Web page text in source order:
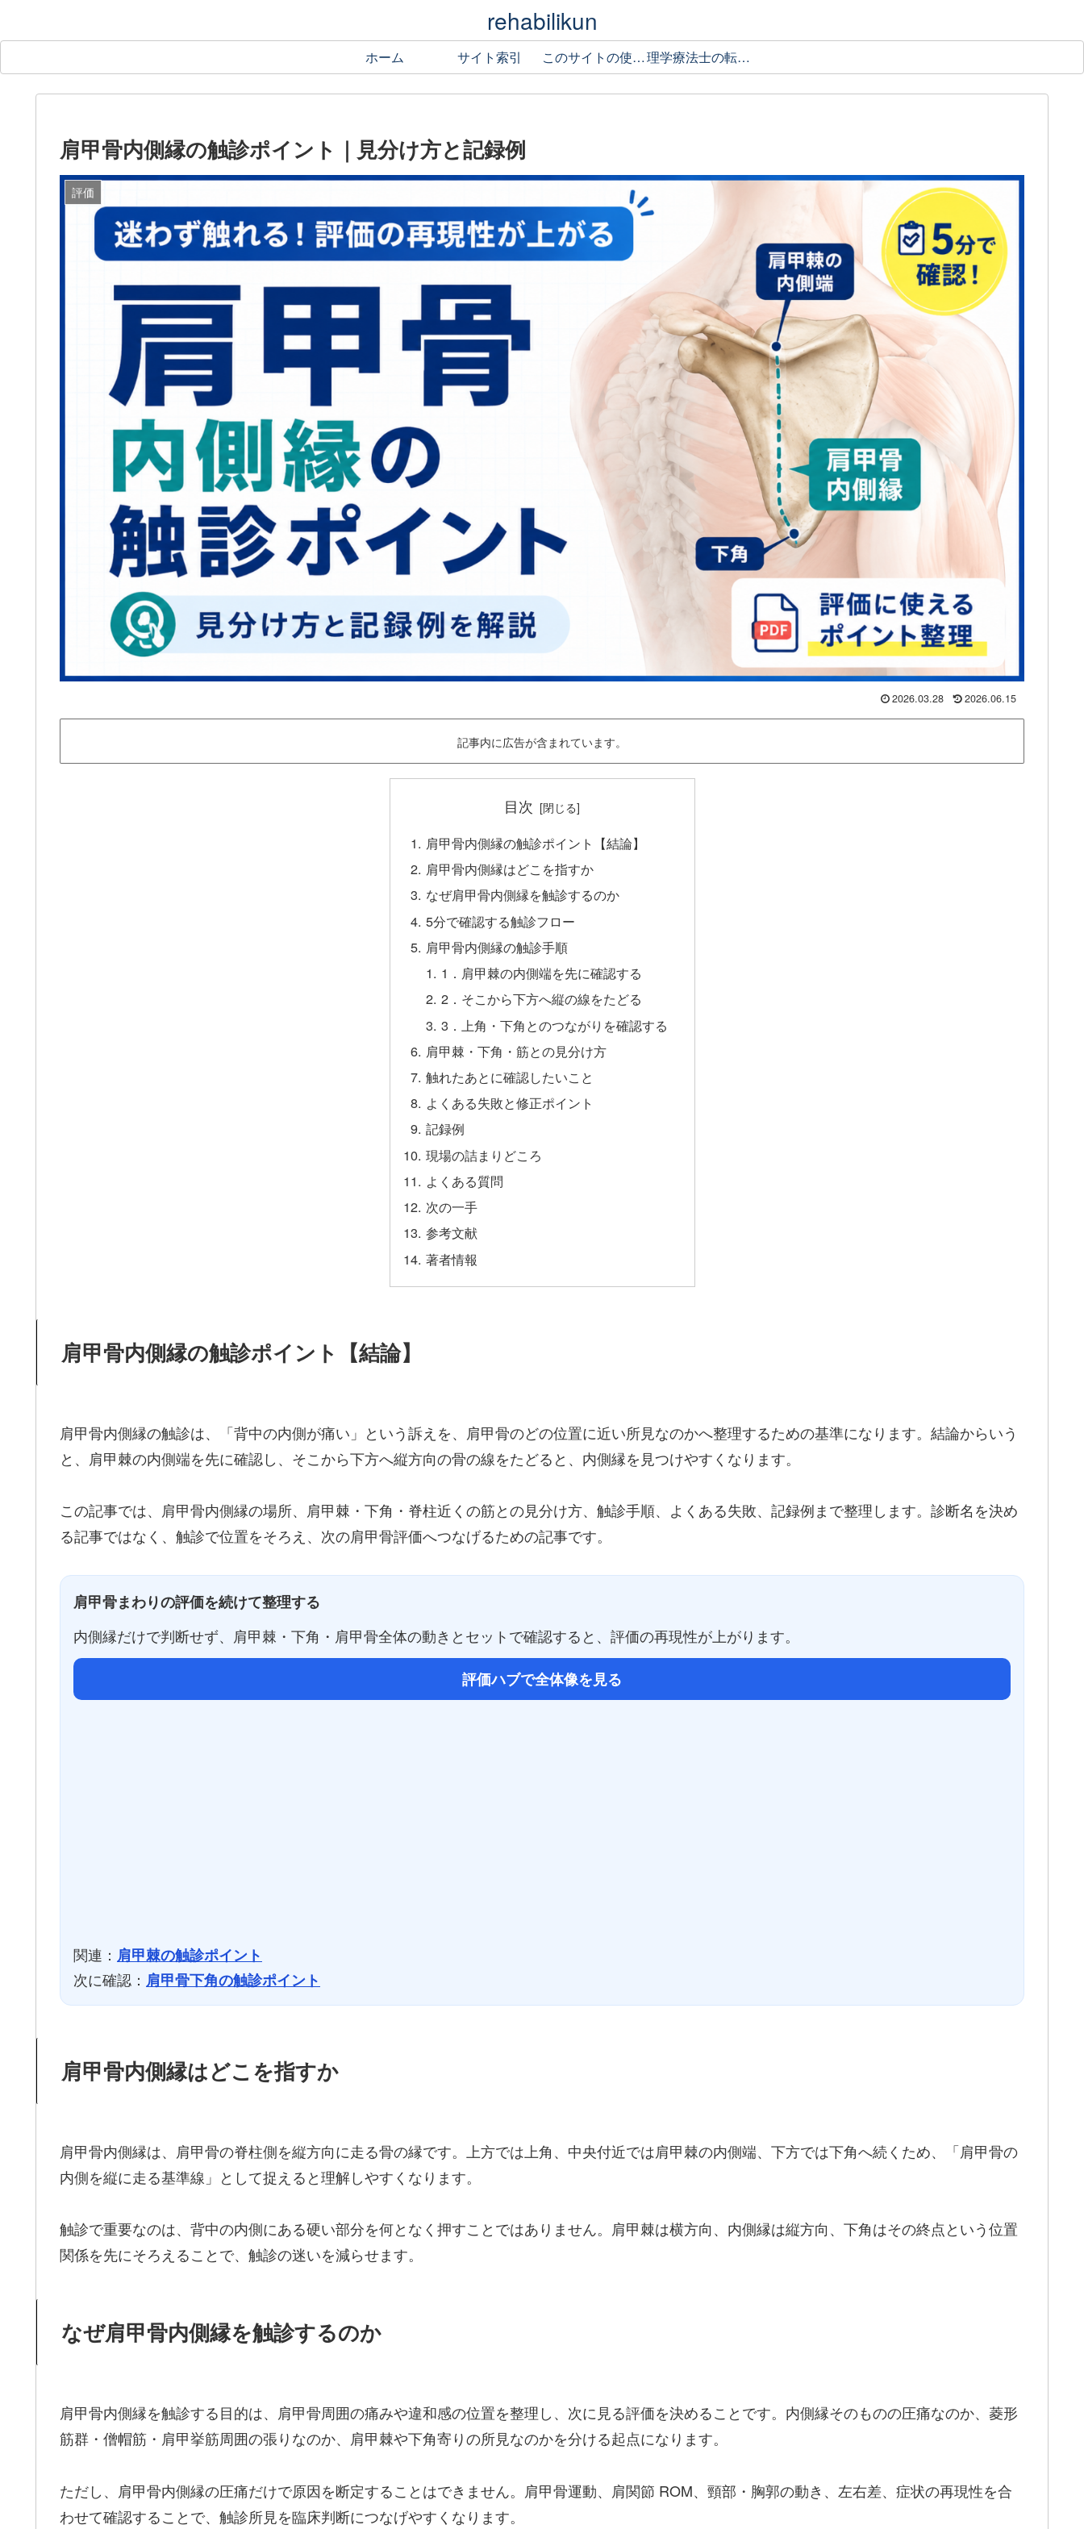
rehabilikun
ホーム サイト索引 このサイトの使い方 理学療法士の転職ガイド
肩甲骨内側縁の触診ポイント｜見分け方と記録例
評価
2026.03.28 2026.06.15
記事内に広告が含まれています。
目次
肩甲骨内側縁の触診ポイント【結論】
肩甲骨内側縁はどこを指すか
なぜ肩甲骨内側縁を触診するのか
5分で確認する触診フロー
肩甲骨内側縁の触診手順
1．肩甲棘の内側端を先に確認する
2．そこから下方へ縦の線をたどる
3．上角・下角とのつながりを確認する
肩甲棘・下角・筋との見分け方
触れたあとに確認したいこと
よくある失敗と修正ポイント
記録例
現場の詰まりどころ
よくある質問
次の一手
参考文献
著者情報
肩甲骨内側縁の触診ポイント【結論】
肩甲骨内側縁の触診は、「背中の内側が痛い」という訴えを、肩甲骨のどの位置に近い所見なのかへ整理するための基準になります。結論からいう
と、肩甲棘の内側端を先に確認し、そこから下方へ縦方向の骨の線をたどると、内側縁を見つけやすくなります。
この記事では、肩甲骨内側縁の場所、肩甲棘・下角・脊柱近くの筋との見分け方、触診手順、よくある失敗、記録例まで整理します。診断名を決め
る記事ではなく、触診で位置をそろえ、次の肩甲骨評価へつなげるための記事です。
肩甲骨まわりの評価を続けて整理する
内側縁だけで判断せず、肩甲棘・下角・肩甲骨全体の動きとセットで確認すると、評価の再現性が上がります。
評価ハブで全体像を見る
関連： 肩甲棘の触診ポイント
次に確認： 肩甲骨下角の触診ポイント
肩甲骨内側縁はどこを指すか
肩甲骨内側縁は、肩甲骨の脊柱側を縦方向に走る骨の縁です。上方では上角、中央付近では肩甲棘の内側端、下方では下角へ続くため、「肩甲骨の
内側を縦に走る基準線」として捉えると理解しやすくなります。
触診で重要なのは、背中の内側にある硬い部分を何となく押すことではありません。肩甲棘は横方向、内側縁は縦方向、下角はその終点という位置
関係を先にそろえることで、触診の迷いを減らせます。
なぜ肩甲骨内側縁を触診するのか
肩甲骨内側縁を触診する目的は、肩甲骨周囲の痛みや違和感の位置を整理し、次に見る評価を決めることです。内側縁そのものの圧痛なのか、菱形
筋群・僧帽筋・肩甲挙筋周囲の張りなのか、肩甲棘や下角寄りの所見なのかを分ける起点になります。
ただし、肩甲骨内側縁の圧痛だけで原因を断定することはできません。肩甲骨運動、肩関節 ROM、頸部・胸郭の動き、左右差、症状の再現性を合
わせて確認することで、触診所見を臨床判断につなげやすくなります。